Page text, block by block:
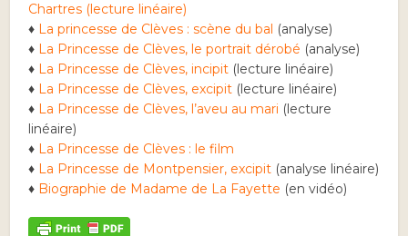
Chartres (lecture linéaire)
♦ La princesse de Clèves : scène du bal (analyse)
♦ La Princesse de Clèves, le portrait dérobé (analyse)
♦ La Princesse de Clèves, incipit (lecture linéaire)
♦ La Princesse de Clèves, excipit (lecture linéaire)
♦ La Princesse de Clèves, l’aveu au mari (lecture
linéaire)
♦ La Princesse de Clèves : le film
♦ La Princesse de Montpensier, excipit (analyse linéaire)
♦ Biographie de Madame de La Fayette (en vidéo)